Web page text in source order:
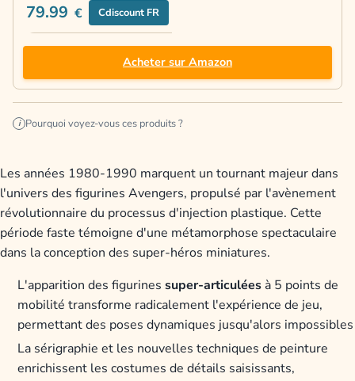
79.99 € Cdiscount FR
Acheter sur Amazon
i Pourquoi voyez-vous ces produits ?
Les années 1980-1990 marquent un tournant majeur dans
l'univers des figurines Avengers, propulsé par l'avènement
révolutionnaire du processus d'injection plastique. Cette
période faste témoigne d'une métamorphose spectaculaire
dans la conception des super-héros miniatures.
L'apparition des figurinessuper-articulées à 5 points de
mobilité transforme radicalement l'expérience de jeu,
permettant des poses dynamiques jusqu'alors impossibles
La sérigraphie et les nouvelles techniques de peinture
enrichissent les costumes de détails saisissants,